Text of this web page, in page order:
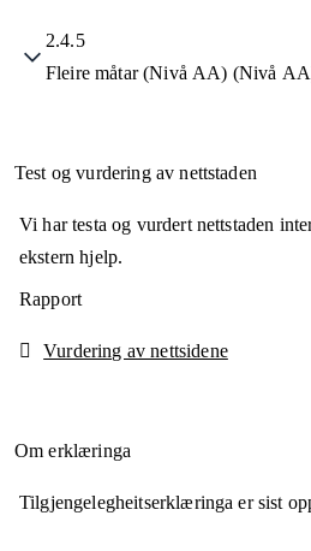
2.4.5
Fleire måtar (Nivå AA) (Nivå
Test og vurdering av nettstaden
Vi har testa og vurdert nettstaden
ekstern hjelp.
Rapport
Vurdering av nettsidene
Om erklæringa
Tilgjengelegheitserklæringa er sist